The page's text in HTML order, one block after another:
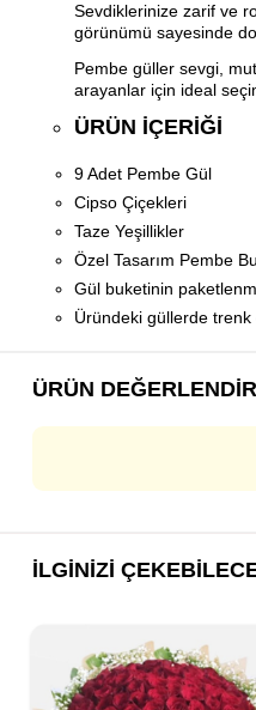
Sevdiklerinize zarif ve
görünümü sayesinde
Pembe güller sevgi,
arayanlar için ideal
ÜRÜN İÇERIĞI
9 Adet Pembe Gül
Cipso Çiçekleri
Taze Yeşillikler
Özel Tasarım Pembe
Gül buketinin
Üründeki güllerde
ÜRÜN
İLGINIZI